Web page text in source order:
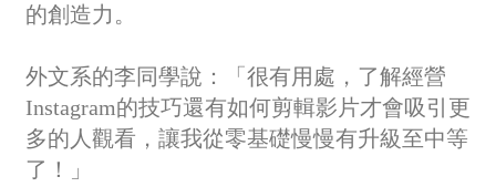
的創造力。
外文系的李同學說：「很有用處，了解經營
Instagram的技巧還有如何剪輯影片才會吸引更
多的人觀看，讓我從零基礎慢慢有升級至中等
了！」